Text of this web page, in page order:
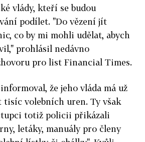
vlády, kteří se budou
podílet. "Do vězení jít
co by mi mohli udělat, abych
prohlásil nedávno
pro list Financial Times.
že jeho vláda má už
tisíc volebních uren. Ty však
totiž policii přikázali
letáky, manuály pro členy